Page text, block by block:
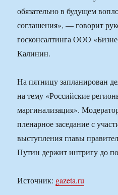
обязательно в будущем
соглашения», — говорит
госконсалтинга ООО
Калинин.
На пятницу запланирован
на тему «Российские
маргинализация».
пленарное заседание с
выступления главы
Путин держит интригу до
Источник: gazeta.ru